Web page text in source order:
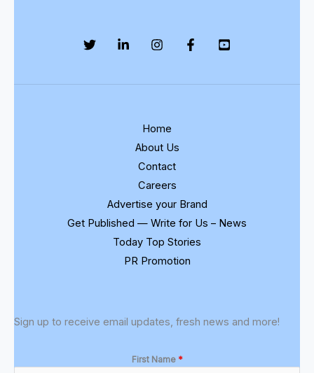
Home
About Us
Contact
Careers
Advertise your Brand
Get Published — Write for Us – News
Today Top Stories
PR Promotion
Sign up to receive email updates, fresh news and more!
First Name *